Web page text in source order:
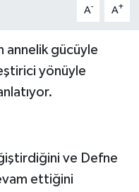
A- A+
annelik gücüyle
yönüyle
ve Defne
ettiğini